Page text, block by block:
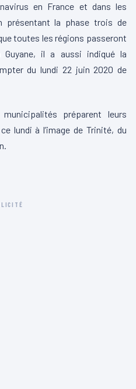
en France et dans les
présentant la phase trois de
toutes les régions passeront
il a aussi indiqué la
du lundi 22 juin 2020 de
préparent leurs
lundi à l’image de Trinité, du